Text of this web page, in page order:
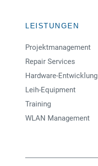
LEISTUNGEN
Projektmanagement
Repair Services
Hardware-Entwicklung
Leih-Equipment
Training
WLAN Management